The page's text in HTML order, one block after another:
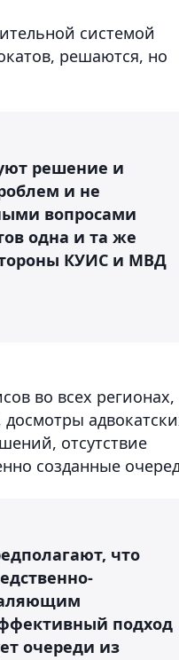
системой
решаются, но
решение и
и не
вопросами
одна и та же
КУИС и МВД
во всех регионах,
отсутствие
созданные
что
подход
очереди из